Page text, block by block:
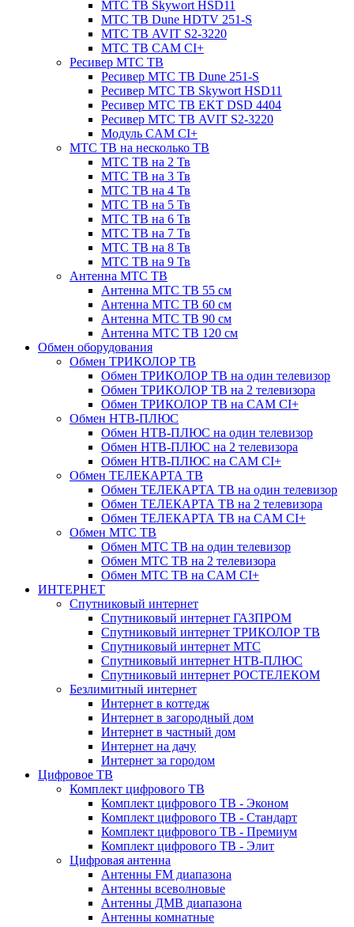
МТС ТВ Skywort HSD11
МТС ТВ Dune HDTV 251-S
МТС ТВ AVIT S2-3220
МТС ТВ CAM CI+
Ресивер МТС ТВ
Ресивер МТС ТВ Dune 251-S
Ресивер МТС ТВ Skywort HSD11
Ресивер МТС ТВ EKT DSD 4404
Ресивер МТС ТВ AVIT S2-3220
Модуль CAM CI+
МТС ТВ на несколько ТВ
МТС ТВ на 2 Тв
МТС ТВ на 3 Тв
МТС ТВ на 4 Тв
МТС ТВ на 5 Тв
МТС ТВ на 6 Тв
МТС ТВ на 7 Тв
МТС ТВ на 8 Тв
МТС ТВ на 9 Тв
Антенна МТС ТВ
Антенна МТС ТВ 55 см
Антенна МТС ТВ 60 см
Антенна МТС ТВ 90 см
Антенна МТС ТВ 120 см
Обмен оборудования
Обмен ТРИКОЛОР ТВ
Обмен ТРИКОЛОР ТВ на один телевизор
Обмен ТРИКОЛОР ТВ на 2 телевизора
Обмен ТРИКОЛОР ТВ на CAM CI+
Обмен НТВ-ПЛЮС
Обмен НТВ-ПЛЮС на один телевизор
Обмен НТВ-ПЛЮС на 2 телевизора
Обмен НТВ-ПЛЮС на CAM CI+
Обмен ТЕЛЕКАРТА ТВ
Обмен ТЕЛЕКАРТА ТВ на один телевизор
Обмен ТЕЛЕКАРТА ТВ на 2 телевизора
Обмен ТЕЛЕКАРТА ТВ на CAM CI+
Обмен МТС ТВ
Обмен МТС ТВ на один телевизор
Обмен МТС ТВ на 2 телевизора
Обмен МТС ТВ на CAM CI+
ИНТЕРНЕТ
Спутниковый интернет
Спутниковый интернет ГАЗПРОМ
Спутниковый интернет ТРИКОЛОР ТВ
Спутниковый интернет МТС
Спутниковый интернет НТВ-ПЛЮС
Спутниковый интернет РОСТЕЛЕКОМ
Безлимитный интернет
Интернет в коттедж
Интернет в загородный дом
Интернет в частный дом
Интернет на дачу
Интернет за городом
Цифровое ТВ
Комплект цифрового ТВ
Комплект цифрового ТВ - Эконом
Комплект цифрового ТВ - Стандарт
Комплект цифрового ТВ - Премиум
Комплект цифрового ТВ - Элит
Цифровая антенна
Антенны FM диапазона
Антенны всеволновые
Антенны ДМВ диапазона
Антенны комнатные